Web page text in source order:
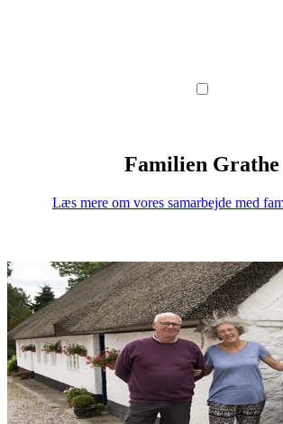
Familien Grathe
Læs mere om vores samarbejde med